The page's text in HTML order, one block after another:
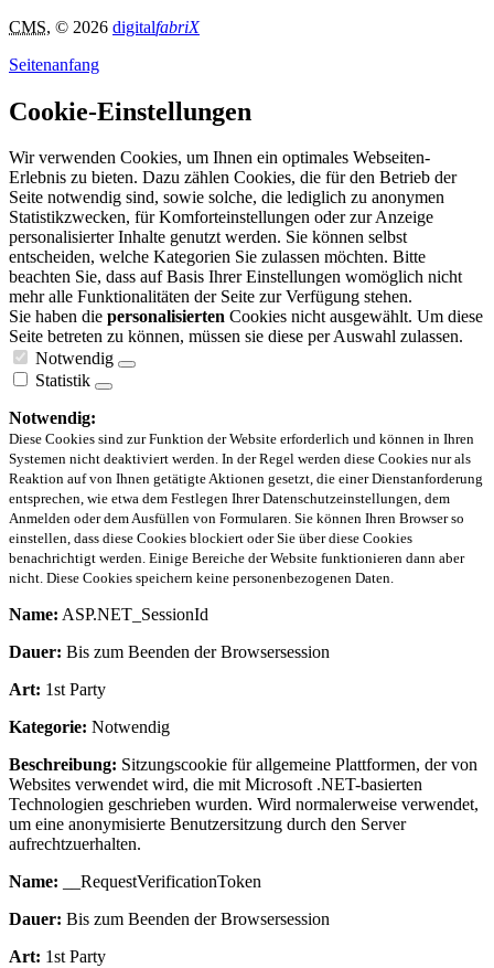
CMS, © 2026 digitalfabriX
Seitenanfang
Cookie-Einstellungen
Wir verwenden Cookies, um Ihnen ein optimales Webseiten-
Erlebnis zu bieten. Dazu zählen Cookies, die für den Betrieb der
Seite notwendig sind, sowie solche, die lediglich zu anonymen
Statistikzwecken, für Komforteinstellungen oder zur Anzeige
personalisierter Inhalte genutzt werden. Sie können selbst
entscheiden, welche Kategorien Sie zulassen möchten. Bitte
beachten Sie, dass auf Basis Ihrer Einstellungen womöglich nicht
mehr alle Funktionalitäten der Seite zur Verfügung stehen.
Sie haben die personalisierten Cookies nicht ausgewählt. Um diese
Seite betreten zu können, müssen sie diese per Auswahl zulassen.
Notwendig
Statistik
Notwendig:
Diese Cookies sind zur Funktion der Website erforderlich und können in Ihren
Systemen nicht deaktiviert werden. In der Regel werden diese Cookies nur als
Reaktion auf von Ihnen getätigte Aktionen gesetzt, die einer Dienstanforderung
entsprechen, wie etwa dem Festlegen Ihrer Datenschutzeinstellungen, dem
Anmelden oder dem Ausfüllen von Formularen. Sie können Ihren Browser so
einstellen, dass diese Cookies blockiert oder Sie über diese Cookies
benachrichtigt werden. Einige Bereiche der Website funktionieren dann aber
nicht. Diese Cookies speichern keine personenbezogenen Daten.
Name: ASP.NET_SessionId
Dauer: Bis zum Beenden der Browsersession
Art: 1st Party
Kategorie: Notwendig
Beschreibung: Sitzungscookie für allgemeine Plattformen, der von
Websites verwendet wird, die mit Microsoft .NET-basierten
Technologien geschrieben wurden. Wird normalerweise verwendet,
um eine anonymisierte Benutzersitzung durch den Server
aufrechtzuerhalten.
Name: __RequestVerificationToken
Dauer: Bis zum Beenden der Browsersession
Art: 1st Party